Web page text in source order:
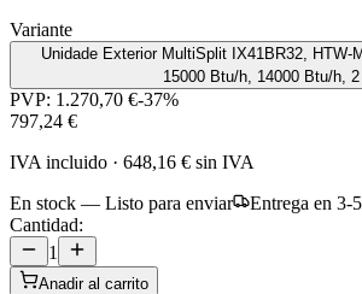
Variante
Unidade Exterior MultiSplit IX41BR32, HTW-
15000 Btu/h, 14000 Btu/h, 2
PVP: 1.270,70 €-37%
797,24 €
IVA incluido · 648,16 € sin IVA
En stock — Listo para enviar
Entrega en 3-
Cantidad:
1
Anadir al carrito